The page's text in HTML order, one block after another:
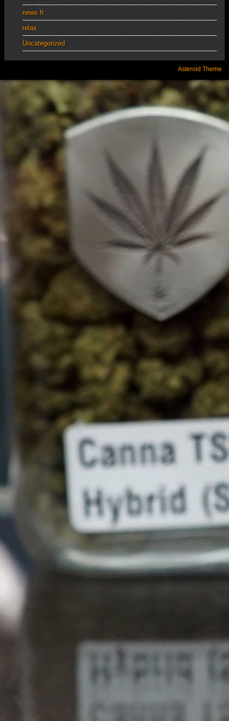
news fr
relax
Uncategorized
Asteroid Theme